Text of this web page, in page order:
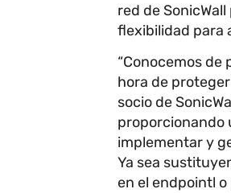
red de
flexibilidad para
“Conocemos de
hora de
socio de
proporcionando
implementar y
Ya sea
en el endpointl